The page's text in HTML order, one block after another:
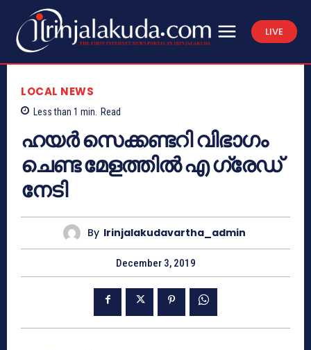
LIVE
LOCAL NEWS
Less than 1 min. Read
ഹയര്‍ സെക്കണ്ടറി വിഭാഗം
ചെണ്ട മേളത്തില്‍ എ ഗ്രേഡ്
നേടി
By Irinjalakudavartha_admin
December 3, 2019